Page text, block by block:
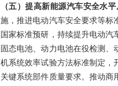
（五）提高新能源汽车安全水平
施，推进电动汽车安全要求等标
国家标准预研，持续提升电动
固态电池、动力电池在役检测
机系统效率试验方法标准制定，
关键系统部件质量要求。推动商